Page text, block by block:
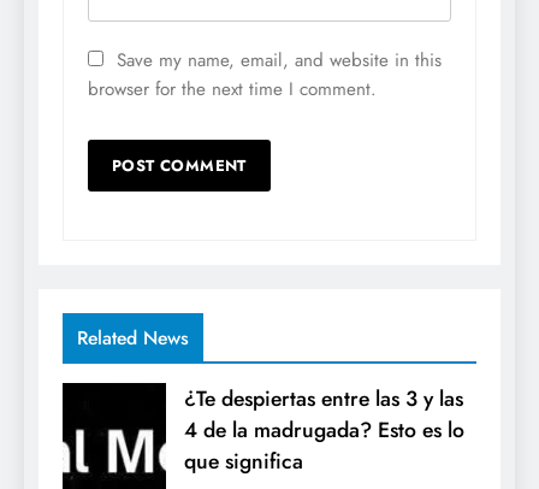
Save my name, email, and website in this
browser for the next time I comment.
Related News
¿Te despiertas entre las 3 y las
4 de la madrugada? Esto es lo
que significa